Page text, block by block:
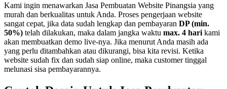
Kami ingin menawarkan Jasa Pembuatan Website Pinangsia yang
murah dan berkualitas untuk Anda. Proses pengerjaan website
sangat cepat, jika data sudah lengkap dan pembayaran DP (min.
50%) telah dilakukan, maka dalam jangka waktu max. 4 hari kami
akan membuatkan demo live-nya. Jika menurut Anda masih ada
yang perlu ditambahkan atau dikurangi, bisa kita revisi. Ketika
website sudah fix dan sudah siap online, maka customer tinggal
melunasi sisa pembayarannya.